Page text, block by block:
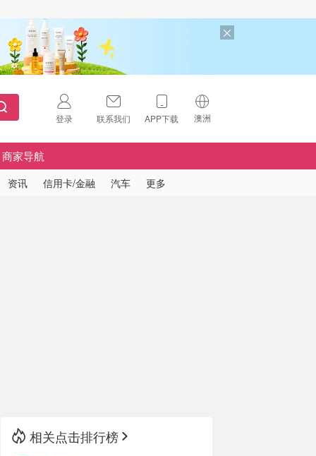
登录 联系我们 APP下载 澳洲
🇺🇸
🇨🇳中国
商家导航
资讯 信用卡/金融 汽车 更多
相关点击排行榜